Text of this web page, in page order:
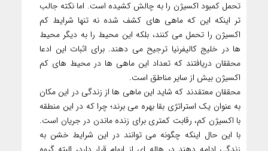
تحمل کمبود اکسیژن را به چالش کشیده است. اما نکته جالب
تر اینکه این که ماهی های کشف شده نه تنها شرایط کم
اکسیژن را تحمل می کنند، بلکه این محیط را به دیگر محیط
ها در خلیج کالیفرنیا ترجیح می دهند. برای اثبات این ادعا
محققان دریافتند که تعداد این ماهی ها در محیط های کم
اکسیژن بیش از سایر مناطق است.
محققان معتقدند که شاید این ماهی ها از زندگی در این مکان
به عنوان یک استراتژی بقا بهره می برند؛ چرا که در این منطقه
با اکسیژن کم، رقابت کمتری برای زنده ماندن در جریان است.
با این حال اینکه چگونه می توانند در این شرایط خشن به